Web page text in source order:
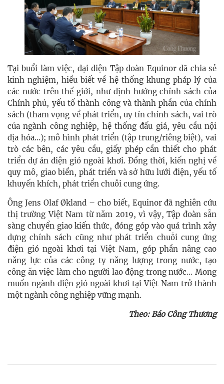
Tại buổi làm việc, đại diện Tập đoàn Equinor đã chia sẻ
kinh nghiệm, hiểu biết về hệ thống khung pháp lý của
các nước trên thế giới, như định hướng chính sách của
Chính phủ, yếu tố thành công và thành phần của chính
sách (tham vọng về phát triển, uy tín chính sách, vai trò
của ngành công nghiệp, hệ thống đấu giá, yêu cầu nội
địa hóa…); mô hình phát triển (tập trung/riêng biệt), vai
trò các bên, các yêu cầu, giấy phép cần thiết cho phát
triển dự án điện gió ngoài khơi. Đồng thời, kiến nghị về
quy mô, giao biển, phát triển và sở hữu lưới điện, yếu tố
khuyến khích, phát triển chuỗi cung ứng.
Ông Jens Olaf Økland – cho biết, Equinor đã nghiên cứu
thị trường Việt Nam từ năm 2019, vì vậy, Tập đoàn sẵn
sàng chuyển giao kiến thức, đóng góp vào quá trình xây
dựng chính sách cũng như phát triển chuỗi cung ứng
điện gió ngoài khơi tại Việt Nam, góp phần nâng cao
năng lực của các công ty năng lượng trong nước, tạo
công ăn việc làm cho người lao động trong nước… Mong
muốn ngành điện gió ngoài khơi tại Việt Nam trở thành
một ngành công nghiệp vững mạnh.
Theo: Báo Công Thương